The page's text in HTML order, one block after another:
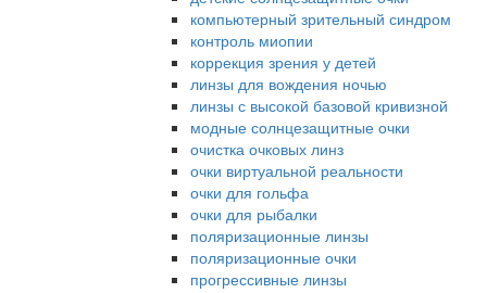
компьютерный зрительный синдром
контроль миопии
коррекция зрения у детей
линзы для вождения ночью
линзы с высокой базовой кривизной
модные солнцезащитные очки
очистка очковых линз
очки виртуальной реальности
очки для гольфа
очки для рыбалки
поляризационные линзы
поляризационные очки
прогрессивные линзы